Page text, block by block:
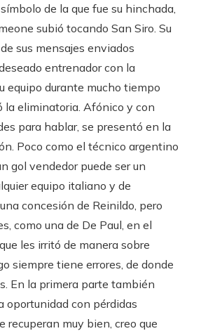
de la que fue su hinchada,
subió tocando San Siro. Su
sus mensajes enviados
entrenador con la
equipo durante mucho tiempo
la eliminatoria. Afónico y con
para hablar, se presentó en la
Poco como el técnico argentino
gol vendedor puede ser un
equipo italiano y de
concesión de Reinildo, pero
como una de De Paul, en el
les irritó de manera sobre
siempre tiene errores, de donde
En la primera parte también
oportunidad con pérdidas
recuperan muy bien, creo que